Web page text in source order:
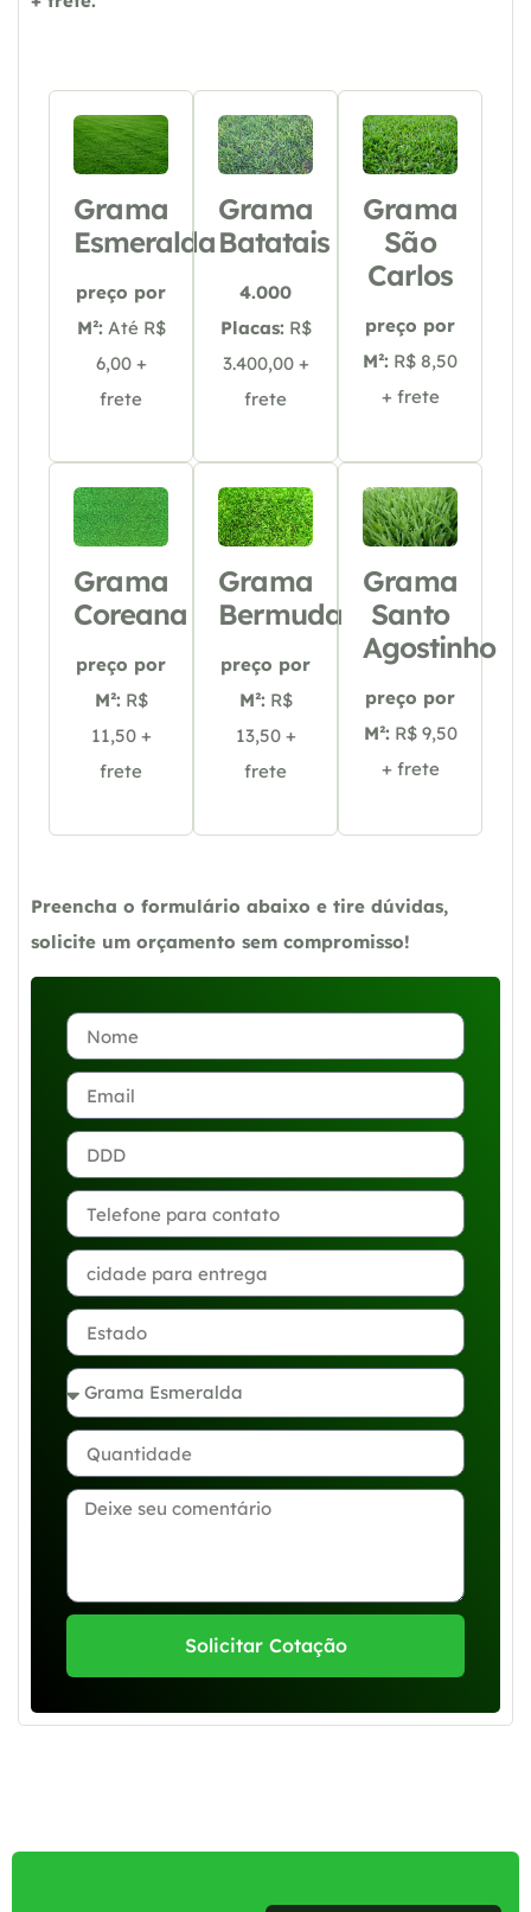
Grama
Esmeralda
preço por
M²: Até R$
6,00 +
frete
Grama
Batatais
4.000
Placas: R$
3.400,00 +
frete
Grama
São
Carlos
preço por
M²: R$ 8,50
+ frete
Grama
Coreana
preço por
M²: R$
11,50 +
frete
Grama
Bermuda
preço por
M²: R$
13,50 +
frete
Grama
Santo
Agostinho
preço por
M²: R$ 9,50
+ frete
Preencha o formulário abaixo e tire dúvidas,
solicite um orçamento sem compromisso!
Solicitar Cotação